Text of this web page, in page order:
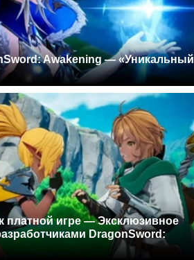
Awakening — «Уникальный
платной игре — Эксклюзивное
DragonSword: